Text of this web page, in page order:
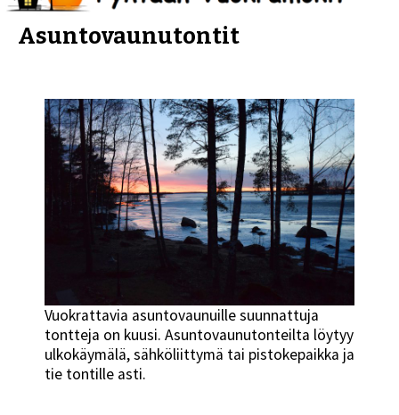
Asuntovaunutontit
Vuokrattavia asuntovaunuille suunnattuja
tontteja on kuusi. Asuntovaunutonteilta löytyy
ulkokäymälä, sähköliittymä tai pistokepaikka ja
tie tontille asti.